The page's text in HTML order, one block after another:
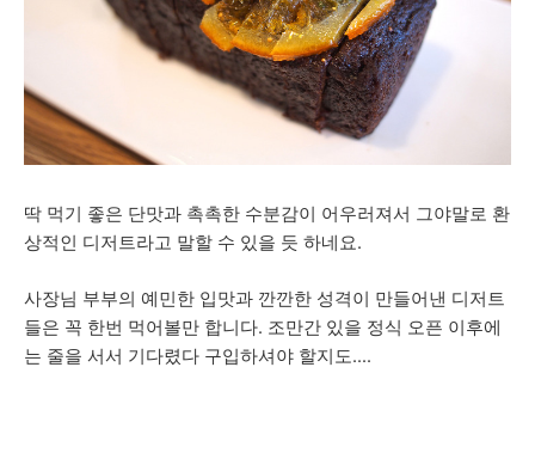
딱 먹기 좋은 단맛과 촉촉한 수분감이 어우러져서 그야말로 환
상적인 디저트라고 말할 수 있을 듯 하네요.
사장님 부부의 예민한 입맛과 깐깐한 성격이 만들어낸 디저트
들은 꼭 한번 먹어볼만 합니다. 조만간 있을 정식 오픈 이후에
는 줄을 서서 기다렸다 구입하셔야 할지도....